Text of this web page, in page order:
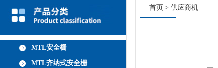
MTL安全栅
MTL齐纳式安全栅
首页 > 供应商机